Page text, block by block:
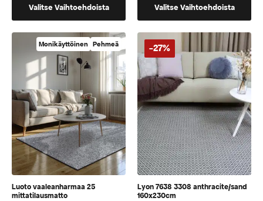
Valitse Vaihtoehdoista
vaihtoehtoja,
voidaan
valita
tuotteen
sivulla
Valitse Vaihtoehdoista
vaihtoehtoja,
jotka
voidaan
valita
tuotteen
sivulla
Monikäyttöinen Pehmeä
Luoto vaaleanharmaa 25
mittatilausmatto
-27%
Lyon 7638 3308 anthracite/sand
160x230cm